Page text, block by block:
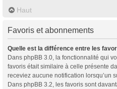
Haut
Favoris et abonnements
Quelle est la différence entre les
Dans phpBB 3.0, la fonctionnalité qui
favoris était similaire à celle présente
receviez aucune notification lorsqu’un
Dans phpBB 3.2, les favoris sont